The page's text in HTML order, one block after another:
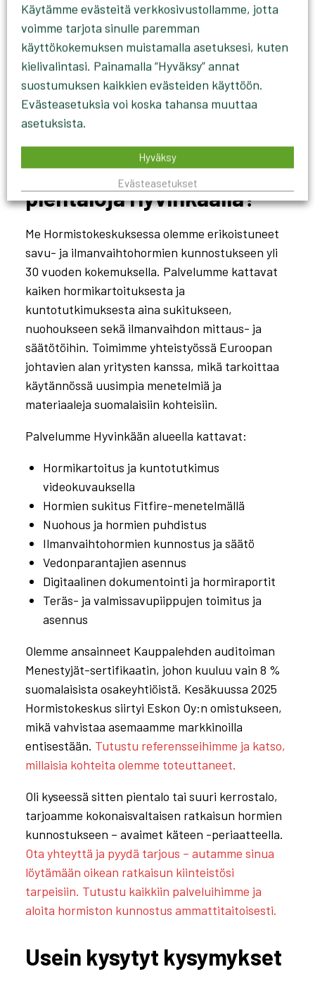
hormiston kunnosta, videotallenteet ja valokuvat
sekä kartat. Tämä dokumentaatio on arvokas
myös kiinteistön arvon ja vakuutusten kannalta,
ja se helpottaa mahdollisten korjaustöiden
kilpailuttamista.
Miten Hormistokeskus
auttaa taloyhtiöitä ja
pientaloja Hyvinkäällä?
Me Hormistokeskuksessa olemme erikoistuneet
savu- ja ilmanvaihtohormien kunnostukseen yli
30 vuoden kokemuksella. Palvelumme kattavat
kaiken hormikartoituksesta ja
kuntotutkimuksesta aina sukitukseen,
nuohoukseen sekä ilmanvaihdon mittaus- ja
säätötöihin. Toimimme yhteistyössä Euroopan
johtavien alan yritysten kanssa, mikä tarkoittaa
käytännössä uusimpia menetelmiä ja
materiaaleja suomalaisiin kohteisiin.
Palvelumme Hyvinkään alueella kattavat:
Hormikartoitus ja kuntotutkimus
videokuvauksella
Hormien sukitus Fitfire-menetelmällä
Nuohous ja hormien puhdistus
Ilmanvaihtohormien kunnostus ja säätö
Vedonparantajien asennus
Digitaalinen dokumentointi ja hormiraportit
Teräs- ja valmissavupiippujen toimitus ja
asennus
Olemme ansainneet Kauppalehden auditoiman
Menestyjät-sertifikaatin, johon kuuluu vain 8 %
suomalaisista osakeyhtiöistä. Kesäkuussa 2025
Hormistokeskus siirtyi Eskon Oy:n omistukseen,
mikä vahvistaa asemaamme markkinoilla
entisestään. Tutustu referensseihimme ja katso,
millaisia kohteita olemme toteuttaneet.
Oli kyseessä sitten pientalo tai suuri kerrostalo,
tarjoamme kokonaisvaltaisen ratkaisun hormien
kunnostukseen – avaimet käteen -periaatteella.
Ota yhteyttä ja pyydä tarjous – autamme sinua
löytämään oikean ratkaisun kiinteistösi
tarpeisiin. Tutustu kaikkiin palveluihimme ja
aloita hormiston kunnostus ammattitaitoisesti.
Usein kysytyt kysymykset
Käytämme evästeitä verkkosivustollamme, jotta
voimme tarjota sinulle paremman
käyttökokemuksen muistamalla asetuksesi, kuten
kielivalintasi. Painamalla “Hyväksy” annat
suostumuksen kaikkien evästeiden käyttöön.
Evästeasetuksia voi koska tahansa muuttaa
asetuksista.
Evästeasetukset
Hyväksy